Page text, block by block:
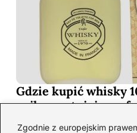
Zgodnie z europejskim
Gdzie kupić whisky
najkorzystniejsze